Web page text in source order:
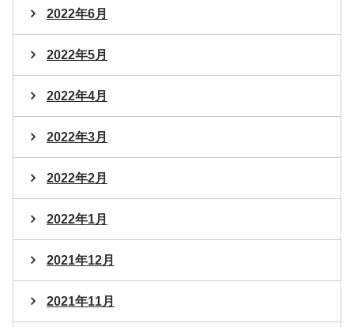
2022年6月
2022年5月
2022年4月
2022年3月
2022年2月
2022年1月
2021年12月
2021年11月